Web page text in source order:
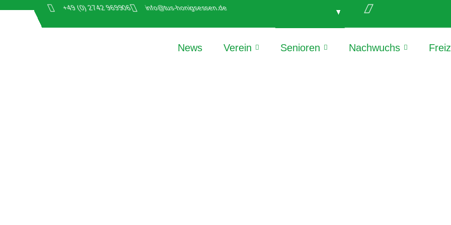
+49 (0) 2742 969906 info@tus-honigsessen.de
News Verein Senioren Nachwuchs